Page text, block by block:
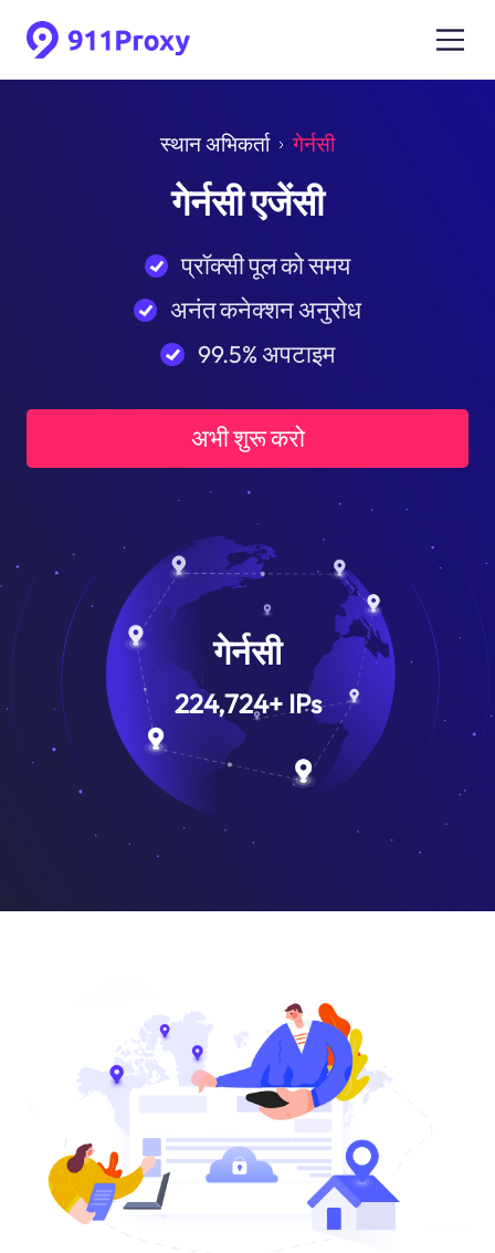
स्थान अभिकर्ता गेर्नसी
गेर्नसी एजेंसी
प्रॉक्सी पूल को समय
अनंत कनेक्शन अनुरोध
99.5% अपटाइम
अभी शुरू करो
गेर्नसी
224,724+IPs